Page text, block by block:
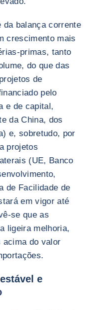
da balança corrente
crescimento mais
primas, tanto
do que das
de
pelo
e de capital,
da China, dos
e, sobretudo, por
projetos
(UE, Banco
de Facilidade de
em vigor até
se que as
ligeira melhoria,
acima do valor
e